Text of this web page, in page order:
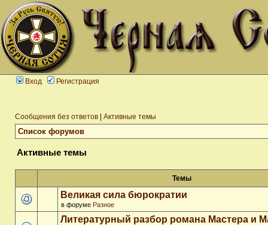
Вход Регистрация
Сообщения без ответов Активные темы
Список форумов
Активные темы
Темы
Великая сила бюрократии
в форуме Разное
Литературный разбор романа Мастера и